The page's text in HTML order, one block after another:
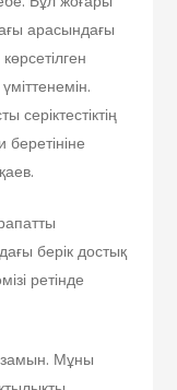
арасындағы
берік достық
ретінде
Мұны